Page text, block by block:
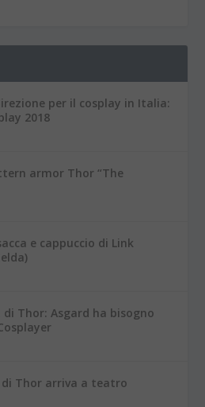
per il cosplay in Italia:
2018
armor Thor “The
e cappuccio di Link
di Thor: Asgard ha bisogno
di Thor arriva a teatro